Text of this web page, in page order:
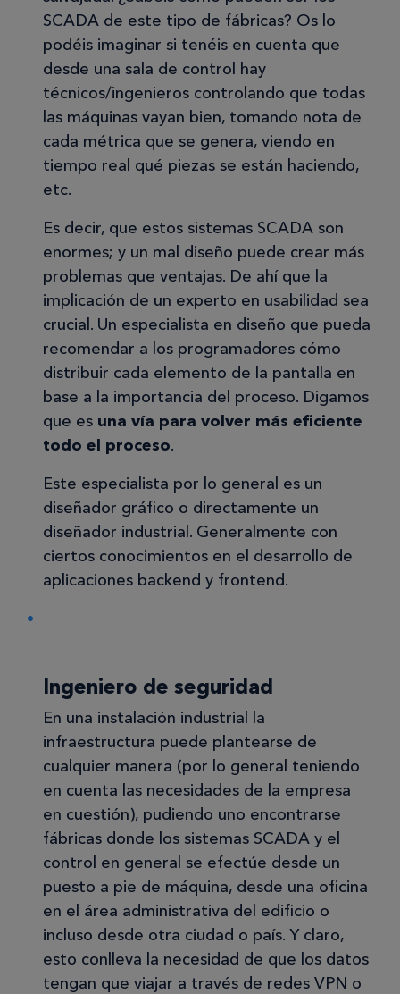
SCADA de este tipo de fábricas? Os lo
podéis imaginar si tenéis en cuenta que
desde una sala de control hay
técnicos/ingenieros controlando que todas
las máquinas vayan bien, tomando nota de
cada métrica que se genera, viendo en
tiempo real qué piezas se están haciendo,
etc.
Es decir, que estos sistemas SCADA son
enormes; y un mal diseño puede crear más
problemas que ventajas. De ahí que la
implicación de un experto en usabilidad sea
crucial. Un especialista en diseño que pueda
recomendar a los programadores cómo
distribuir cada elemento de la pantalla en
base a la importancia del proceso. Digamos
que es una vía para volver más eficiente
todo el proceso.
Este especialista por lo general es un
diseñador gráfico o directamente un
diseñador industrial. Generalmente con
ciertos conocimientos en el desarrollo de
aplicaciones backend y frontend.
Ingeniero de seguridad
En una instalación industrial la
infraestructura puede plantearse de
cualquier manera (por lo general teniendo
en cuenta las necesidades de la empresa
en cuestión), pudiendo uno encontrarse
fábricas donde los sistemas SCADA y el
control en general se efectúe desde un
puesto a pie de máquina, desde una oficina
en el área administrativa del edificio o
incluso desde otra ciudad o país. Y claro,
esto conlleva la necesidad de que los datos
tengan que viajar a través de redes VPN o